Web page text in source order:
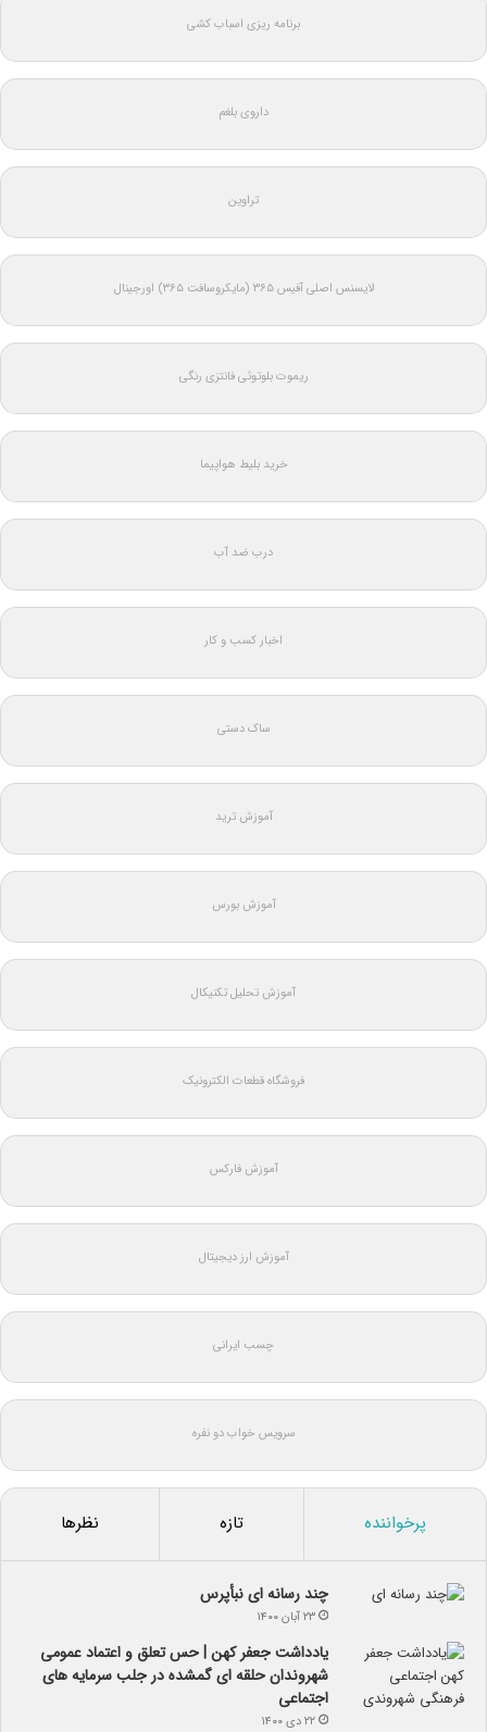
برنامه ریزی اسباب کشی
داروی بلغم
تراوین
لایسنس اصلی آفیس ۳۶۵ (مایکروسافت ۳۶۵) اورجینال
ریموت بلوتوثی فانتزی رنگی
خرید بلیط هواپیما
درب ضد آب
اخبار کسب و کار
ساک دستی
آموزش ترید
آموزش بورس
آموزش تحلیل تکنیکال
فروشگاه قطعات الکترونیک
آموزش فارکس
آموزش ارز دیجیتال
چسب ایرانی
سرویس خواب دو نفره
پرخواننده تازه نظرها
چند رسانه ای نبأپرس
۲۳ آبان ۱۴۰۰
یادداشت جعفر کهن | حس تعلق و اعتماد عمومی
شهروندان حلقه ای گمشده در جلب سرمایه های
اجتماعی
۲۲ دی ۱۴۰۰